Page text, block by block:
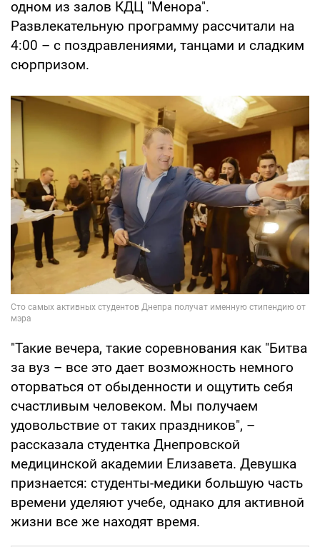
одном из залов КДЦ "Менора".
Развлекательную программу рассчитали на
4:00 – с поздравлениями, танцами и сладким
сюрпризом.
"Такие вечера, такие соревнования как "Битва
за вуз – все это дает возможность немного
оторваться от обыденности и ощутить себя
счастливым человеком. Мы получаем
удовольствие от таких праздников", –
рассказала студентка Днепровской
медицинской академии Елизавета. Девушка
признается: студенты-медики большую часть
времени уделяют учебе, однако для активной
жизни все же находят время.